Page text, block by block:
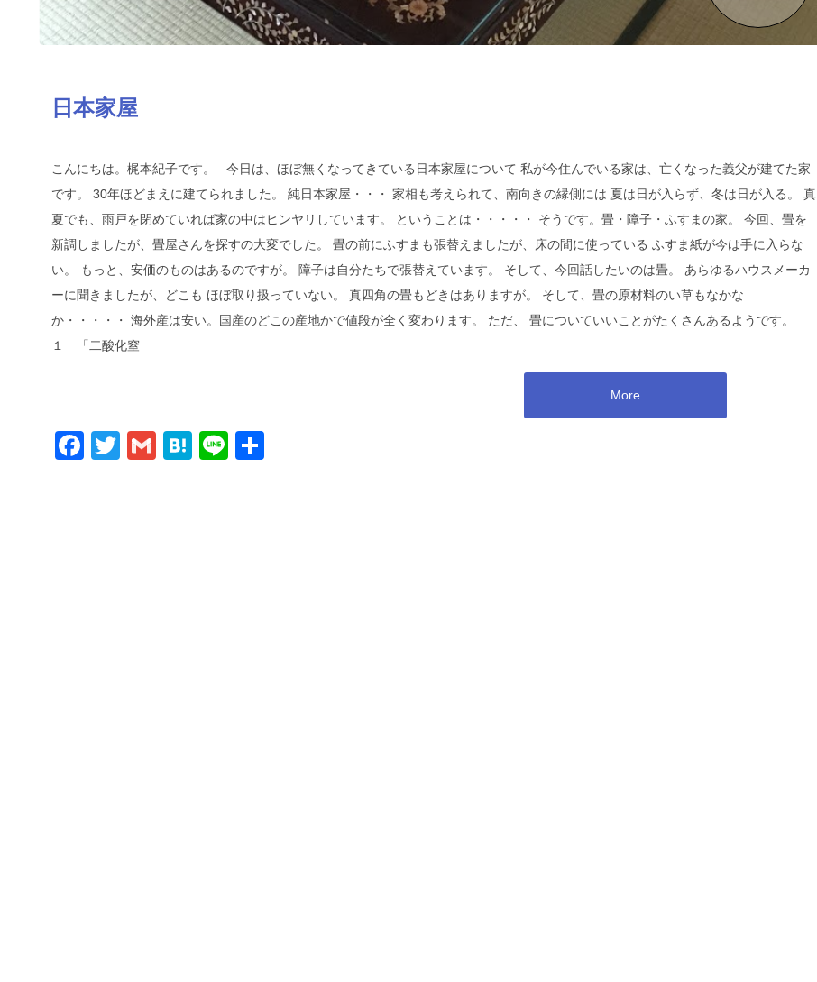
日本家屋
こんにちは。梶本紀子です。 今日は、ほぼ無くなってきている日本家屋について 私が今住んでいる家は、亡くなった義父が建てた家
です。 30年ほどまえに建てられました。 純日本家屋・・・ 家相も考えられて、南向きの縁側には 夏は日が入らず、冬は日が入る。 真
夏でも、雨戸を閉めていれば家の中はヒンヤリしています。 ということは・・・・・ そうです。畳・障子・ふすまの家。 今回、畳を
新調しましたが、畳屋さんを探すの大変でした。 畳の前にふすまも張替えましたが、床の間に使っている ふすま紙が今は手に入らな
い。 もっと、安価のものはあるのですが。 障子は自分たちで張替えています。 そして、今回話したいのは畳。 あらゆるハウスメーカ
ーに聞きましたが、どこも ほぼ取り扱っていない。 真四角の畳もどきはありますが。 そして、畳の原材料のい草もなかな
か・・・・・ 海外産は安い。国産のどこの産地かで値段が全く変わります。 ただ、 畳についていいことがたくさんあるようです。
１ 「二酸化窒
More
Facebook
Twitter
GmailHatena
Line